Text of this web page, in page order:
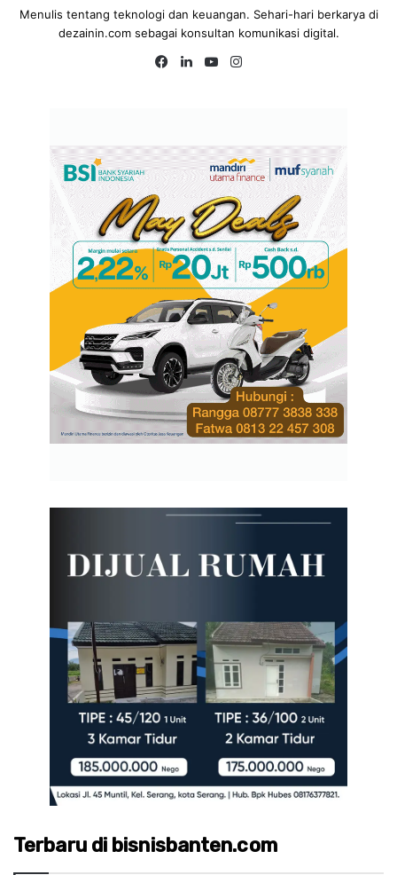
Menulis tentang teknologi dan keuangan. Sehari-hari berkarya di
dezainin.com sebagai konsultan komunikasi digital.
Fa
Lin
Yo
Terbaru di bisnisbanten.com